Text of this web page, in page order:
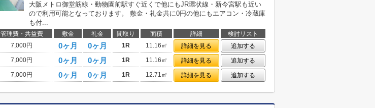
大阪メトロ御堂筋線・動物園前駅すぐ近くで他にもJR環状線・新今宮駅も近い
ので利用可能となっております。 敷金・礼金共に0円の他にもエアコン・冷蔵庫
も付...
管理費・共益費 敷金 礼金 間取り 面積 詳細
検討リスト
7,000円 0ヶ月 0ヶ月 1R 11.16㎡ 詳細を見る
追加する
7,000円 0ヶ月 0ヶ月 1R 11.16㎡ 詳細を見る
追加する
7,000円 0ヶ月 0ヶ月 1R 12.71㎡ 詳細を見る 追加する